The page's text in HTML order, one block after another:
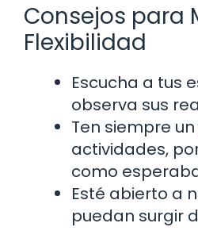
Consejos para
Flexibilidad
Escucha a tus
observa sus
Ten siempre
actividades,
como
Esté abierto a
puedan surgir